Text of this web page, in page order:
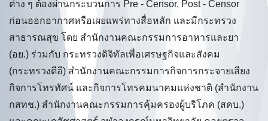
ต่าง ๆ ต้องผ่านกระบวนการ Pre - Censor, Post - Censor
ก่อนออกอากาศหรือเผยแพร่ทางสื่อหลัก และมีกระทรวง
สาธารณสุข โดย สำนักงานคณะกรรมการอาหารและยา
(อย.) ร่วมกับ กระทรวงดิจิทัลเพื่อเศรษฐกิจและสังคม
(กระทรวงดีอี) สำนักงานคณะกรรมการกิจการกระจายเสียง
กิจการโทรทัศน์ และกิจการโทรคมนาคมแห่งชาติ (สำนักงาน
กสทช.) สำนักงานคณะกรรมการคุ้มครองผู้บริโภค (สคบ.)